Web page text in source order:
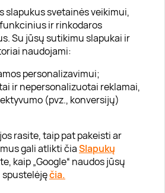
slapukus svetainės veikimui,
ir rinkodaros
Su jūsų sutikimu slapukai ir
naudojami:
personalizavimui;
ir nepersonalizuotai reklamai,
(pvz., konversijų)
rasite, taip pat pakeisti ar
gali atlikti čiaSlapukų
kaip „Google“ naudos jūsų
spustelėjęčia.